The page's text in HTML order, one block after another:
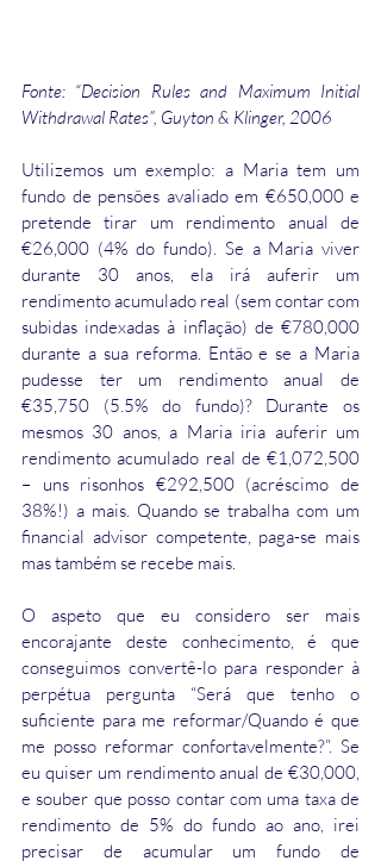
Fonte: “Decision Rules and Maximum Initial
Withdrawal Rates”, Guyton & Klinger, 2006
Utilizemos um exemplo: a Maria tem um
fundo de pensões avaliado em €650,000 e
pretende tirar um rendimento anual de
€26,000 (4% do fundo). Se a Maria viver
durante 30 anos, ela irá auferir um
rendimento acumulado real (sem contar com
subidas indexadas à inflação) de €780,000
durante a sua reforma. Então e se a Maria
pudesse ter um rendimento anual de
€35,750 (5.5% do fundo)? Durante os
mesmos 30 anos, a Maria iria auferir um
rendimento acumulado real de €1,072,500
– uns risonhos €292,500 (acréscimo de
38%!) a mais. Quando se trabalha com um
financial advisor competente, paga-se mais
mas também se recebe mais.
O aspeto que eu considero ser mais
encorajante deste conhecimento, é que
conseguimos convertê-lo para responder à
perpétua pergunta “Será que tenho o
suficiente para me reformar/Quando é que
me posso reformar confortavelmente?”. Se
eu quiser um rendimento anual de €30,000,
e souber que posso contar com uma taxa de
rendimento de 5% do fundo ao ano, irei
precisar de acumular um fundo de